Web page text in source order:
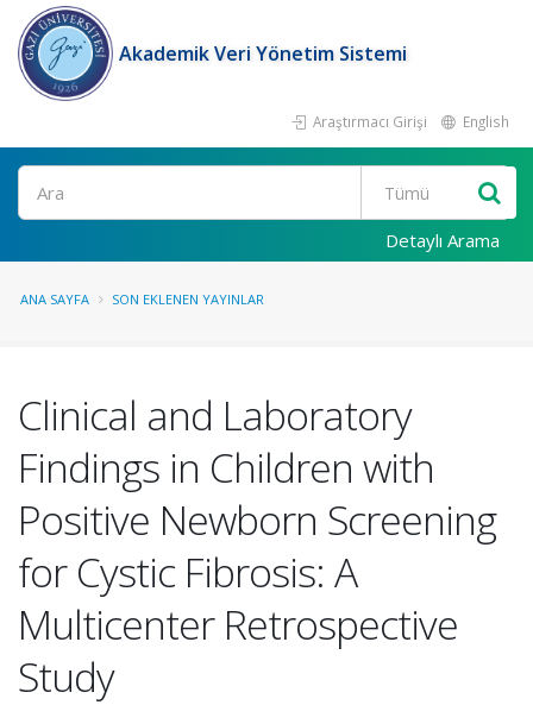
Akademik Veri Yönetim Sistemi
Araştırmacı Girişi English
Ara
Detaylı Arama
ANA SAYFA SON EKLENEN YAYINLAR
Clinical and Laboratory
Findings in Children with
Positive Newborn Screening
for Cystic Fibrosis: A
Multicenter Retrospective
Study